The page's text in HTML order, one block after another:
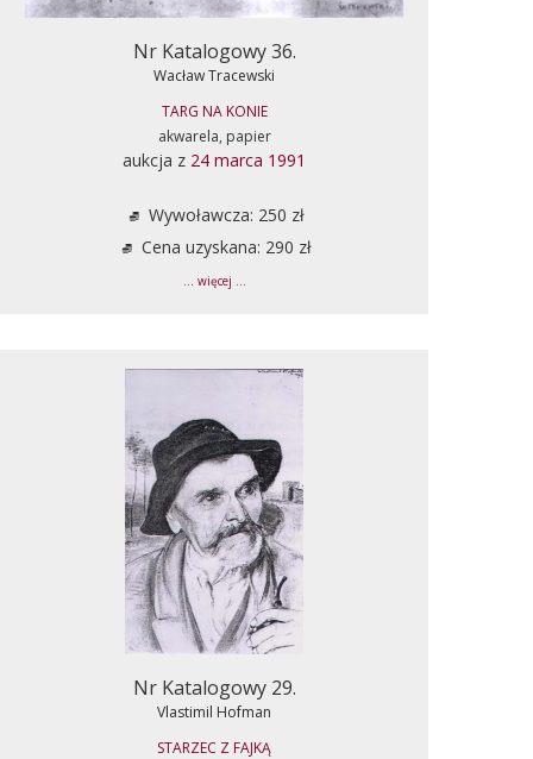
Nr Katalogowy 36.
Wacław Tracewski
TARG NA KONIE
akwarela, papier
aukcja z 24 marca 1991
Wywoławcza: 250 zł
Cena uzyskana: 290 zł
... więcej ...
Nr Katalogowy 29.
Vlastimil Hofman
STARZEC Z FAJKĄ